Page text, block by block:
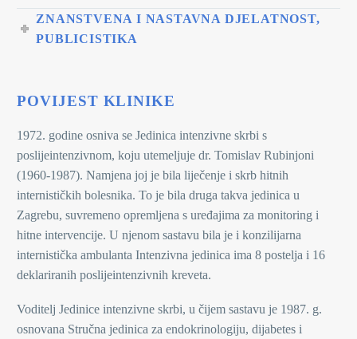
ZNANSTVENA I NASTAVNA DJELATNOST,
PUBLICISTIKA
POVIJEST KLINIKE
1972. godine osniva se Jedinica intenzivne skrbi s
poslijeintenzivnom, koju utemeljuje dr. Tomislav Rubinjoni
(1960-1987). Namjena joj je bila liječenje i skrb hitnih
internističkih bolesnika. To je bila druga takva jedinica u
Zagrebu, suvremeno opremljena s uređajima za monitoring i
hitne intervencije. U njenom sastavu bila je i konzilijarna
internistička ambulanta Intenzivna jedinica ima 8 postelja i 16
deklariranih poslijeintenzivnih kreveta.
Voditelj Jedinice intenzivne skrbi, u čijem sastavu je 1987. g.
osnovana Stručna jedinica za endokrinologiju, dijabetes i